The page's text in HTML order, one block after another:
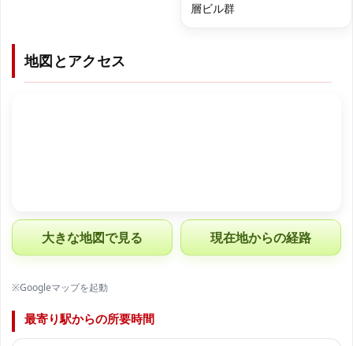
層ビル群
地図とアクセス
大きな地図で見る 現在地からの経路
※Googleマップを起動
最寄り駅からの所要時間